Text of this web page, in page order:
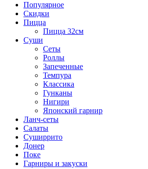
Популярное
Скидки
Пицца
Пицца 32см
Суши
Сеты
Роллы
Запеченные
Темпура
Классика
Гунканы
Нигири
Японский гарнир
Ланч-сеты
Салаты
Суширрито
Донер
Поке
Гарниры и закуски